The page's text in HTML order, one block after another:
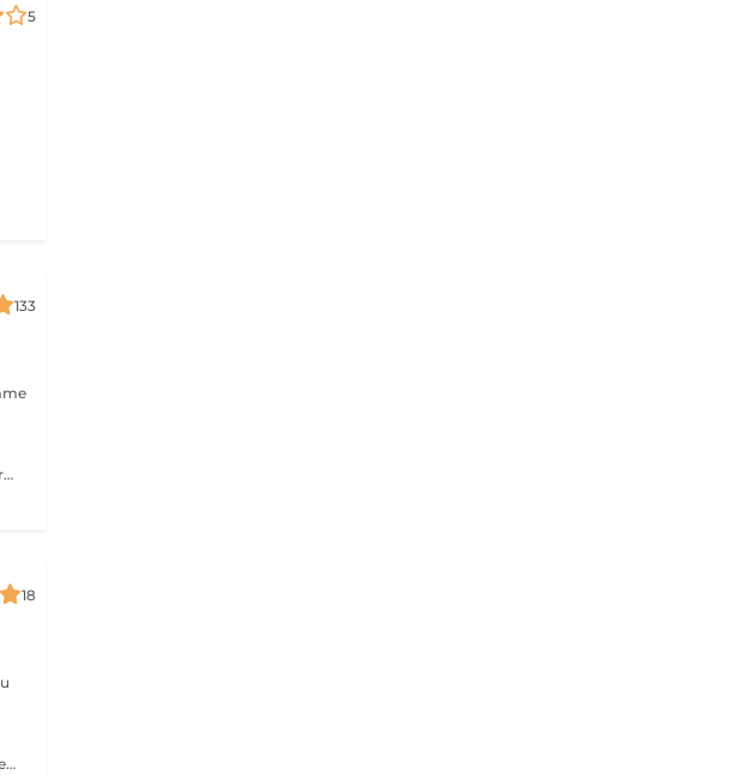
5
133
La science moderne, bien qu'ayant fait des progrès dans plusieurs domaines: alimentaires, médical, psychologique... ne règle malheureusement pas encore tout ce dont l'être humain a besoin. C'est pour cette raison que nous nous tournons parfois vers le monde asiatique afin de dénicher certaines techniques ancestrales reconnues pour leurs bienfaits. L'une de ses tendances n'est autre que le massage « Gua Sha » popularisé par les célébrités et sportifs américains. Cette thérapie asiatique aide à soulager la douleur, nourrir la peau et même à faire une désintox totale de votre corps sans pour autant exploser votre budget. Le mot « Gua » signifie « gratter », le mot « Sha » quant à lui a plusieurs significations dépendant bien évidemment du contexte souhaité. Puisque c'est le coté médical qui nous intéresse, le mot « Sha » signifie déchets métaboliques pouvant dérégler le bon fonctionnement du flux sangin et énergétique, provoquant ainsi d'importantes douleurs. Nous pouvons donc traduire le terme « Gua Sha » par racler les toxines. Ce massage se fait à l'aide d'un outil aux bordures lisses. Loin d'être d'être un simple massage, le « Gua Sha » se rapproche d'avantage d'une désintoxication du corps par l'élimination des déchets et toxines, permettant ainsi la création de nouvelles cellules plus saines. Nous parlerons donc de régénération cellulaire. La plupart des scientifiques sont d'accords sur le fait que le Massage « Gua Sha » soulage les patients de façon rapide et effic
18
Ecoute et conseils en naturopathie, ce afin de dynamiser votre retour à la vitalité mentale et corporelle. (Anamnèse de votre mode de vie et de votre quotidien, et mise en place de votre plan "bien-être") Les conseils ou soins en naturopathie ne remplacent en aucun cas un traitement chez votre médecin. Chèque cadeau disponible (Montant de votre choix, celui-ci est à indiquer lors de votre demande) (Temps de séance facultatif)